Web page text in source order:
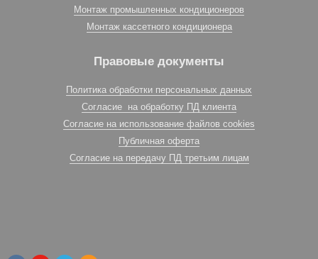
Монтаж промышленных кондиционеров
Монтаж кассетного кондиционера
Правовые документы
Политика обработки персональных данных
Согласие на обработку ПД клиента
Согласие на использование файлов cookies
Публичная оферта
Согласие на передачу ПД третьим лицам